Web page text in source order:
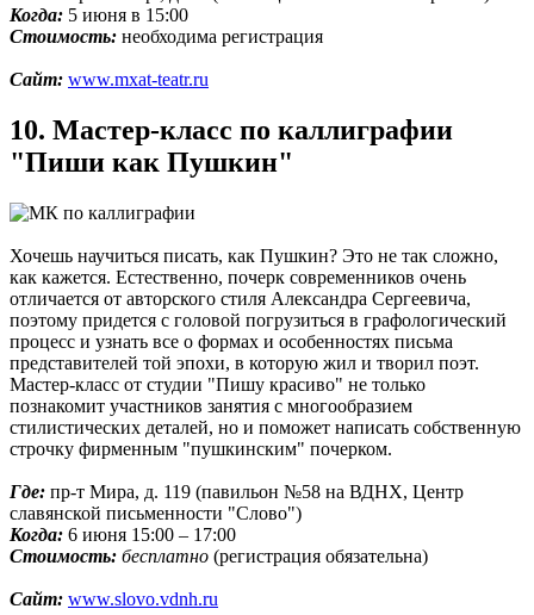
Когда: 5 июня в 15:00
Стоимость: необходима регистрация
Сайт: www.mxat-teatr.ru
10. Мастер-класс по каллиграфии
"Пиши как Пушкин"
Хочешь научиться писать, как Пушкин? Это не так сложно,
как кажется. Естественно, почерк современников очень
отличается от авторского стиля Александра Сергеевича,
поэтому придется с головой погрузиться в графологический
процесс и узнать все о формах и особенностях письма
представителей той эпохи, в которую жил и творил поэт.
Мастер-класс от студии "Пишу красиво" не только
познакомит участников занятия с многообразием
стилистических деталей, но и поможет написать собственную
строчку фирменным "пушкинским" почерком.
Где: пр-т Мира, д. 119 (павильон №58 на ВДНХ, Центр
славянской письменности "Слово")
Когда: 6 июня 15:00 – 17:00
Стоимость: бесплатно (регистрация обязательна)
Сайт: www.slovo.vdnh.ru